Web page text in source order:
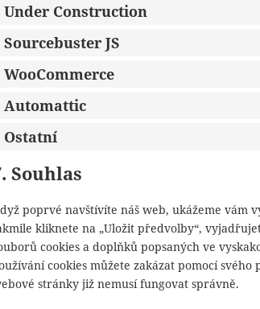
Under Construction
Sourcebuster JS
WooCommerce
Automattic
Ostatní
Souhlas
poprvé navštívíte náš web, ukážeme vám
kliknete na „Uložit předvolby“,
cookies a doplňků popsaných ve
cookies můžete zakázat pomocí
stránky již nemusí fungovat správně.